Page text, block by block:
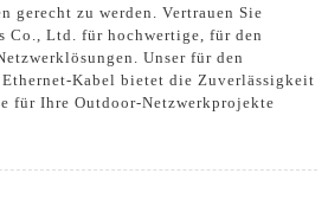
gerecht zu werden. Vertrauen Sie
Ltd. für hochwertige, für den
Unser für den
Ethernet-Kabel bietet die Zuverlässigkeit
für Ihre Outdoor-Netzwerkprojekte